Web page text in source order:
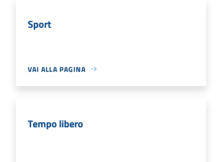
Sport
VAI ALLA PAGINA
Tempo libero